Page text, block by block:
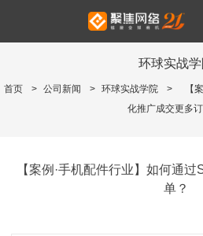
环球实战学
首页 > 公司新闻 > 环球实战学院 >
【
化推广成交更多订
【案例·手机配件行业】如何通
单？